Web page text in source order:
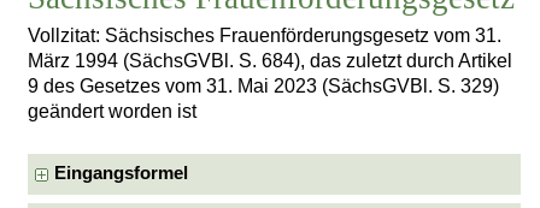
Vollzitat: Sächsisches Frauenförderungsgesetz vom 31.
März 1994 (SächsGVBl. S. 684), das zuletzt durch Artikel
9 des Gesetzes vom 31. Mai 2023 (SächsGVBl. S. 329)
geändert worden ist
Eingangsformel